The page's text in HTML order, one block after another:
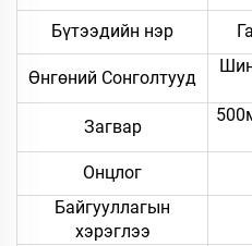
Бүтээдийн нэр
Өнгөний Сонголтууд
Загвар
Онцлог
Байгууллагын
хэрэглээ